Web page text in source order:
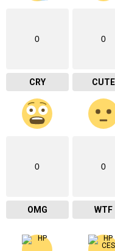
0
CRY
0
CUTE
0
OMG
0
WTF